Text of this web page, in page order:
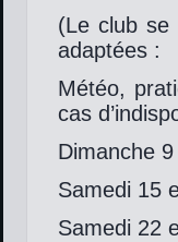
(Le club se
adaptées :
Météo,
cas
Dimanche
Samedi 15
Samedi 22